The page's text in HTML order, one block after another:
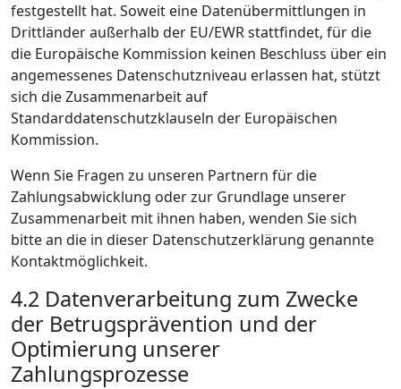
festgestellt hat. Soweit eine Datenübermittlungen in
Drittländer außerhalb der EU/EWR stattfindet, für die
die Europäische Kommission keinen Beschluss über ein
angemessenes Datenschutzniveau erlassen hat, stützt
sich die Zusammenarbeit auf
Standarddatenschutzklauseln der Europäischen
Kommission.
Wenn Sie Fragen zu unseren Partnern für die
Zahlungsabwicklung oder zur Grundlage unserer
Zusammenarbeit mit ihnen haben, wenden Sie sich
bitte an die in dieser Datenschutzerklärung genannte
Kontaktmöglichkeit.
4.2 Datenverarbeitung zum Zwecke
der Betrugsprävention und der
Optimierung unserer
Zahlungsprozesse